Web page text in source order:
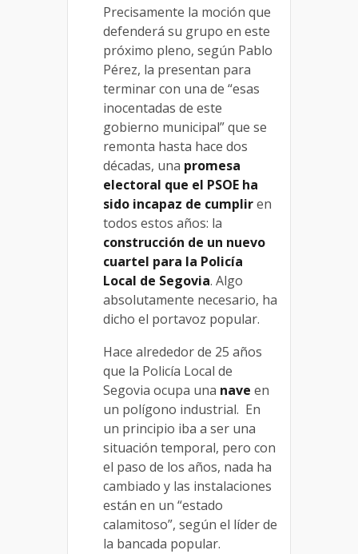
Precisamente la moción que
defenderá su grupo en este
próximo pleno, según Pablo
Pérez, la presentan para
terminar con una de “esas
inocentadas de este
gobierno municipal” que se
remonta hasta hace dos
décadas, una promesa
electoral que el PSOE ha
sido incapaz de cumpliren
todos estos años: la
construcción de un nuevo
cuartel para la Policía
Local de Segovia. Algo
absolutamente necesario, ha
dicho el portavoz popular.
Hace alrededor de 25 años
que la Policía Local de
Segovia ocupa una nave en
un polígono industrial. En
un principio iba a ser una
situación temporal, pero con
el paso de los años, nada ha
cambiado y las instalaciones
están en un “estado
calamitoso”, según el líder de
la bancada popular.